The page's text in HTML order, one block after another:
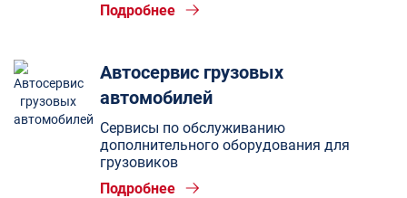
Подробнее
Автосервис грузовых
автомобилей
Сервисы по обслуживанию
дополнительного оборудования для
грузовиков
Подробнее